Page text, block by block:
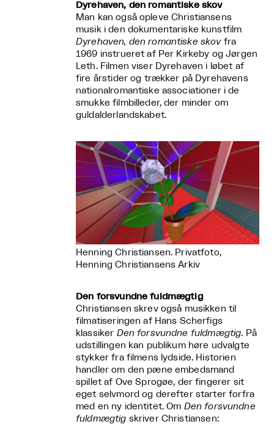
Dyrehaven, den romantiske skov
Man kan også opleve Christiansens
musik i den dokumentariske kunstfilm
Dyrehaven, den romantiske skovfra
1969 instrueret af Per Kirkeby og Jørgen
Leth. Filmen viser Dyrehaven i løbet af
fire årstider og trækker på Dyrehavens
nationalromantiske associationer i de
smukke filmbilleder, der minder om
guldalderlandskabet.
Henning Christiansen. Privatfoto,
Henning Christiansens Arkiv
Den forsvundne fuldmægtig
Christiansen skrev også musikken til
filmatiseringen af Hans Scherfigs
klassiker Den forsvundne fuldmægtig. På
udstillingen kan publikum høre udvalgte
stykker fra filmens lydside. Historien
handler om den pæne embedsmand
spillet af Ove Sprogøe, der fingerer sit
eget selvmord og derefter starter forfra
med en ny identitet. Om Den forsvundne
fuldmægtig skriver Christiansen: